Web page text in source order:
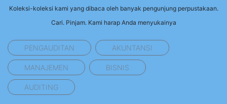
Koleksi-koleksi kami yang dibaca oleh banyak pengunjung perpustakaan.
Cari. Pinjam. Kami harap Anda menyukainya
PENGAUDITAN AKUNTANSI
MANAJEMEN BISNIS
AUDITING